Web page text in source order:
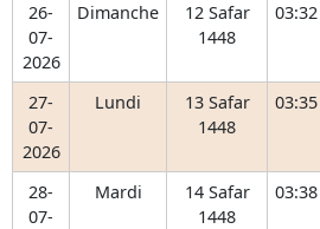
26-
07-
2026
Dimanche
12 Safar
1448
03:32
27-
07-
2026
Lundi
13 Safar
1448
03:35
28-
07-
Mardi
14 Safar
1448
03:38